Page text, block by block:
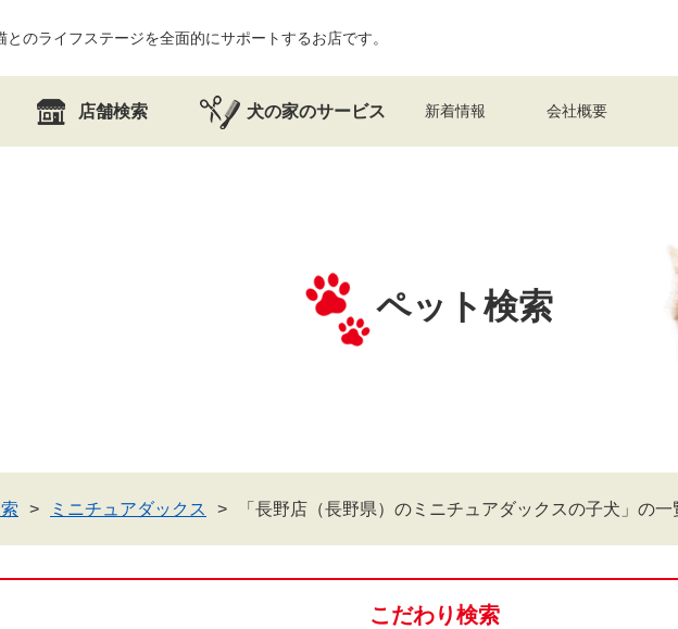
とのライフステージを全面的にサポートするお店です。
店舗検索 犬の家のサービス 新着情報 会社概要
ペット検索
ミニチュアダックス 「長野店（長野県）のミニチュアダックスの子犬」の一
こだわり検索